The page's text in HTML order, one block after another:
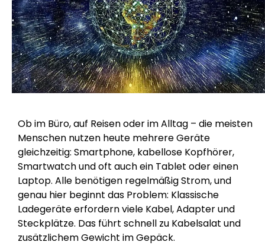
Ob im Büro, auf Reisen oder im Alltag – die meisten
Menschen nutzen heute mehrere Geräte
gleichzeitig: Smartphone, kabellose Kopfhörer,
Smartwatch und oft auch ein Tablet oder einen
Laptop. Alle benötigen regelmäßig Strom, und
genau hier beginnt das Problem: Klassische
Ladegeräte erfordern viele Kabel, Adapter und
Steckplätze. Das führt schnell zu Kabelsalat und
zusätzlichem Gewicht im Gepäck.